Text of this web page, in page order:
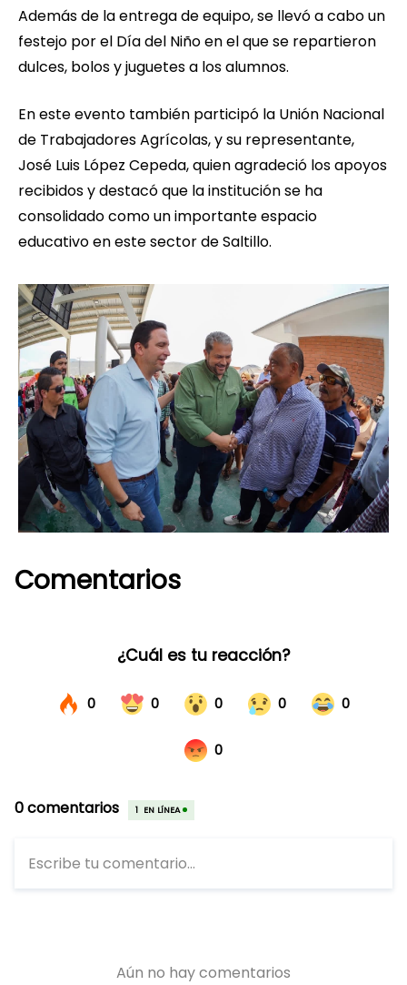
Además de la entrega de equipo, se llevó a cabo un
festejo por el Día del Niño en el que se repartieron
dulces, bolos y juguetes a los alumnos.
En este evento también participó la Unión Nacional
de Trabajadores Agrícolas, y su representante,
José Luis López Cepeda, quien agradeció los apoyos
recibidos y destacó que la institución se ha
consolidado como un importante espacio
educativo en este sector de Saltillo.
Comentarios